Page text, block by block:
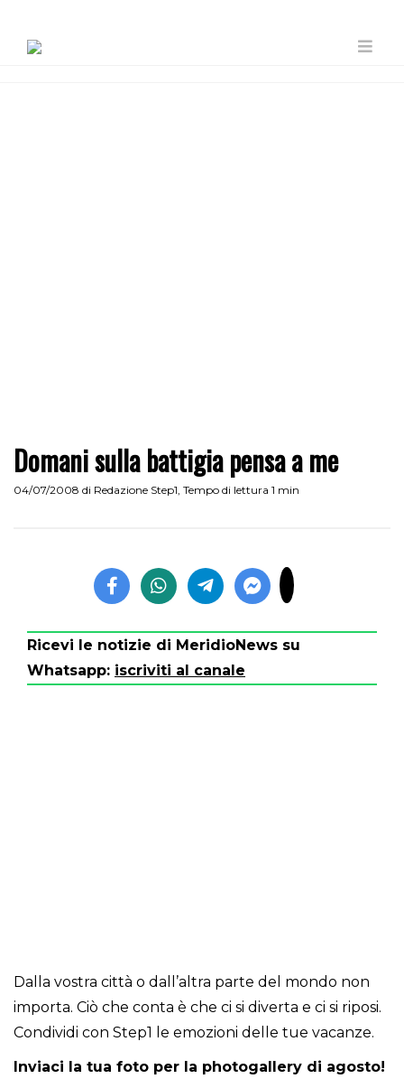
Domani sulla battigia pensa a me
04/07/2008 di Redazione Step1, Tempo di lettura 1 min
Ricevi le notizie di MeridioNews su
Whatsapp: iscriviti al canale
Dalla vostra città o dall’altra parte del mondo non
importa. Ciò che conta è che ci si diverta e ci si riposi.
Condividi con Step1 le emozioni delle tue vacanze.
Inviaci la tua foto per la photogallery di agosto!